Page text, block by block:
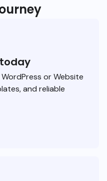
or Website
and reliable